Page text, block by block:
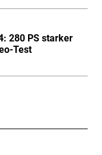
280 PS starker
Test